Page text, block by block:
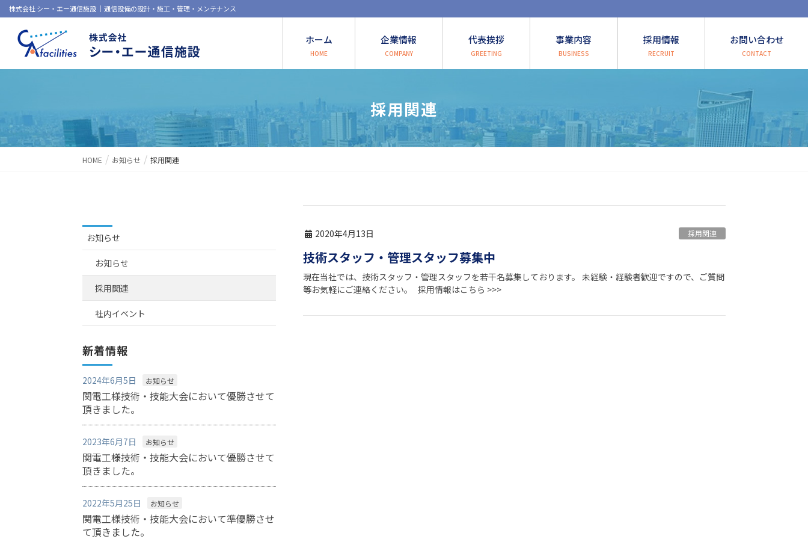
株式会社 シー・エー通信施設 ｜通信設備の設計・施工・管理・メンテナンス
ホーム
HOME
企業情報
COMPANY
代表挨拶
GREETING
事業内容
BUSINESS
採用情報
RECRUIT
お問い合わせ
CONTACT
採用関連
HOME お知らせ 採用関連
2020年4月13日 採用関連
技術スタッフ・管理スタッフ募集中
現在当社では、技術スタッフ・管理スタッフを若干名募集しております。 未経験・経験者歓迎ですので、ご質問
等お気軽にご連絡ください。 採用情報はこちら >>>
お知らせ
お知らせ
採用関連
社内イベント
新着情報
2024年6月5日 お知らせ
関電工様技術・技能大会において優勝させて
頂きました。
2023年6月7日 お知らせ
関電工様技術・技能大会において優勝させて
頂きました。
2022年5月25日 お知らせ
関電工様技術・技能大会において準優勝させ
て頂きました。